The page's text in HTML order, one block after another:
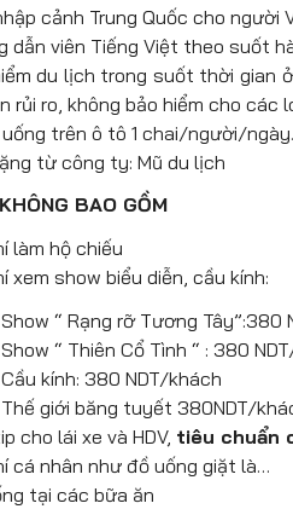
Tối: Quý khách ăn tối tại
đáp chuyến bay VJ7867 về
23h35:Về đến sân bay Nội
xiếc Trung ương 67 Trần Nhân
cảnh Trung Quốc cho người
dẫn viên Tiếng Việt theo suốt
du lịch trong suốt thời gian
rủi ro, không bảo hiểm cho các
trên ô tô 1 chai/người/ngày.
từ công ty: Mũ du lịch
BAO GỒM
làm hộ chiếu
xem show biểu diễn, cầu kính:
Show “ Rạng rỡ Tương Tây”:380
Show “ Thiên Cổ Tình “ : 380
Cầu kính: 380 NDT/khách
Thế giới băng tuyết 380NDT/
cho lái xe và HDV, tiêu chuẩn
cá nhân như đồ uống giặt là…
tại các bữa ăn